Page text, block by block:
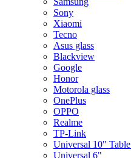
Sony
Xiaomi
Tecno
Asus glass
Blackview
Google
Honor
Motorola glass
OnePlus
OPPO
Realme
TP-Link
Universal 10"
Universal 6"